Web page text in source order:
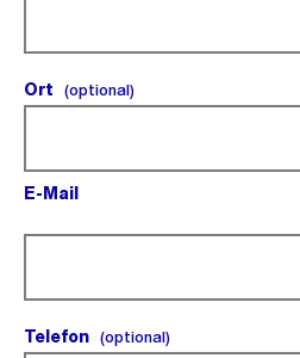
Ort (optional)(optional).
E-Mail
Telefon (optional)(optional).